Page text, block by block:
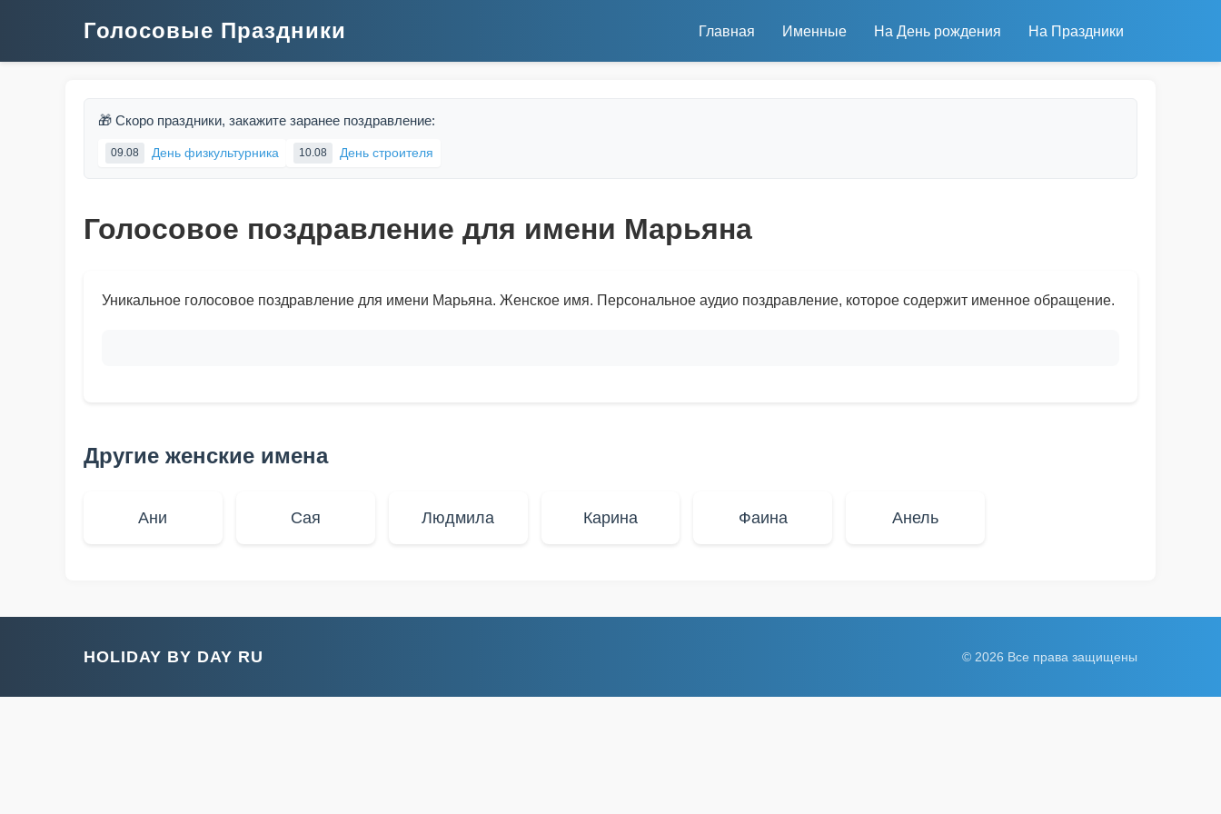
Голосовые Праздники Главная Именные На День рождения На Праздники
🎁 Скоро праздники, закажите заранее поздравление:
09.08 День физкультурника 10.08 День строителя
Голосовое поздравление для имени Марьяна
Уникальное голосовое поздравление для имени Марьяна. Женское имя. Персональное аудио поздравление, которое содержит именное обращение.
Другие женские имена
Ани Сая Людмила Карина Фаина Анель
HOLIDAY BY DAY RU © 2026 Все права защищены